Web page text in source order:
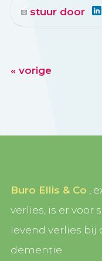
stuur door
« vorige
Buro Ellis & Co ,
dementie